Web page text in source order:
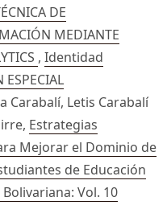
DE
MEDIANTE
, Identidad
Carabalí, Letis Carabalí
Estrategias
Mejorar el Dominio de
de Educación
Vol. 10